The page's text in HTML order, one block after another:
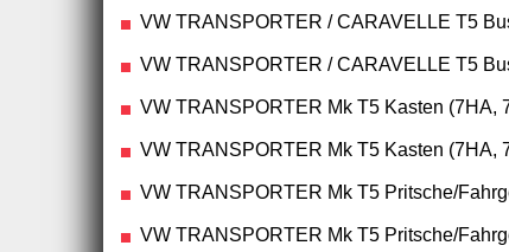
VW TRANSPORTER / CARAVELLE T5
VW TRANSPORTER / CARAVELLE T5
VW TRANSPORTER Mk T5 Kasten (7HA,
VW TRANSPORTER Mk T5 Kasten (7HA,
VW TRANSPORTER Mk T5 Pritsche/
VW TRANSPORTER Mk T5 Pritsche/